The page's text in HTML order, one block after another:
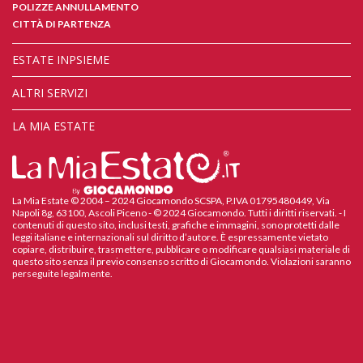
POLIZZE ANNULLAMENTO
CITTÀ DI PARTENZA
ESTATE INPSIEME
ALTRI SERVIZI
LA MIA ESTATE
La Mia Estate © 2004 – 2024 Giocamondo SCSPA, P.IVA 01795480449, Via
Napoli 8g, 63100, Ascoli Piceno - © 2024 Giocamondo. Tutti i diritti riservati. - I
contenuti di questo sito, inclusi testi, grafiche e immagini, sono protetti dalle
leggi italiane e internazionali sul diritto d’autore. È espressamente vietato
copiare, distribuire, trasmettere, pubblicare o modificare qualsiasi materiale di
questo sito senza il previo consenso scritto di Giocamondo. Violazioni saranno
perseguite legalmente.